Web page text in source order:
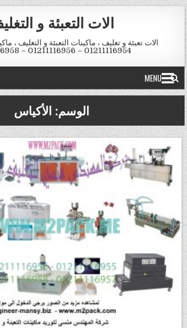
Skip to content
الات التعبئة و
الات تعبئة و تغليف ، ماكينات التعبئة و التغليف ،
01211116954 – 01211116956 – 01211116958
MENU
الوسم: الأكياس